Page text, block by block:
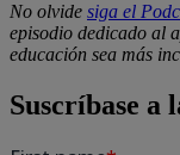
No olvide siga el
episodio dedicado al
educación sea más
Suscríbase a